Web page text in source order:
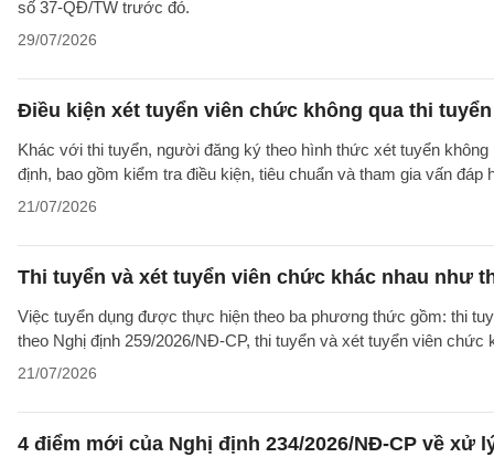
số 37-QĐ/TW trước đó.
29/07/2026
Điều kiện xét tuyển viên chức không qua thi
Khác với thi tuyển, người đăng ký theo hình thức xét tuyển
định, bao gồm kiểm tra điều kiện, tiêu chuẩn và tham gia vấn đáp
21/07/2026
Thi tuyển và xét tuyển viên chức khác nhau như
Việc tuyển dụng được thực hiện theo ba phương thức gồm: thi
theo Nghị định 259/2026/NĐ-CP, thi tuyển và xét tuyển viên chức
21/07/2026
4 điểm mới của Nghị định 234/2026/NĐ-CP về xử